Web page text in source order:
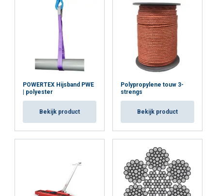
POWERTEX Hijsband PWE
| polyester
Bekijk product
Polypropylene touw 3-
strengs
Bekijk product